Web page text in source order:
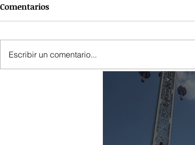
Comentarios
Escribir un comentario...